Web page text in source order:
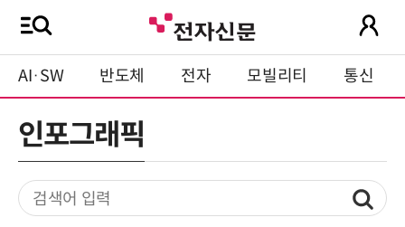
AI·SW 반도체 전자 모빌리티 통신
인포그래픽